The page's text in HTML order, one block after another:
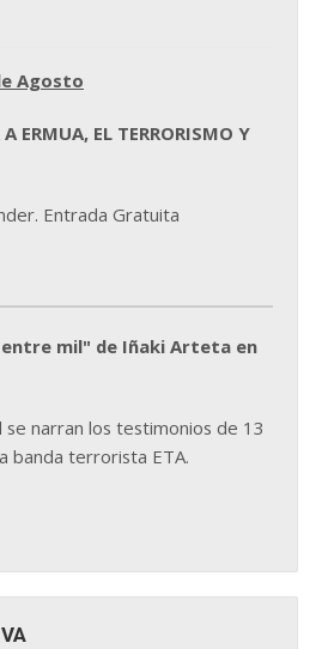
Agosto
A ERMUA, EL TERRORISMO Y
Entrada Gratuita
mil" de Iñaki Arteta en
se narran los testimonios de 13
banda terrorista ETA.